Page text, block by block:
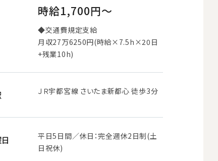
時給1,700円〜
◆交通費規定支給
月収27万6250円(時給×7.5h×20日
+残業10h)
ＪＲ宇都宮線 さいたま新都心 徒歩3分
平日5日間／休日：完全週休2日制(土
日祝休)